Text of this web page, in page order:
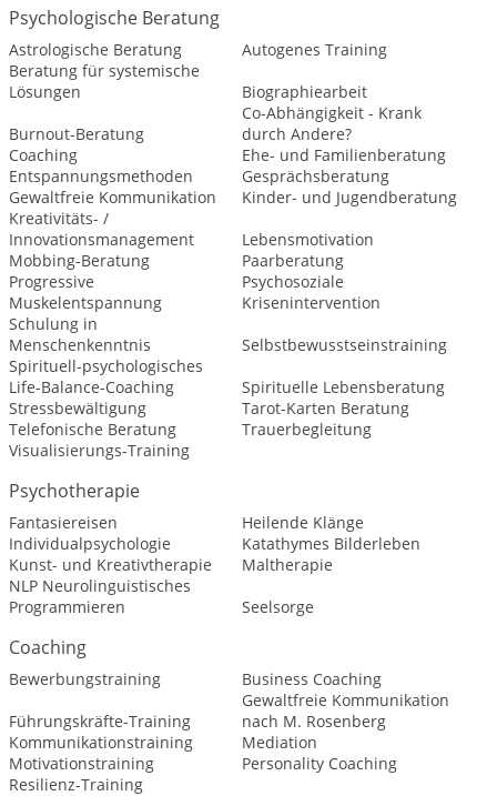
Psychologische Beratung
Astrologische Beratung
Autogenes Training
Beratung für systemische
Lösungen
Biographiearbeit
Burnout-Beratung
Co-Abhängigkeit - Krank
durch Andere?
Coaching
Ehe- und Familienberatung
Entspannungsmethoden
Gesprächsberatung
Gewaltfreie Kommunikation
Kinder- und Jugendberatung
Kreativitäts- /
Innovationsmanagement
Lebensmotivation
Mobbing-Beratung
Paarberatung
Progressive
Muskelentspannung
Psychosoziale
Krisenintervention
Schulung in
Menschenkenntnis
Selbstbewusstseinstraining
Spirituell-psychologisches
Life-Balance-Coaching
Spirituelle Lebensberatung
Stressbewältigung
Tarot-Karten Beratung
Telefonische Beratung
Trauerbegleitung
Visualisierungs-Training
Psychotherapie
Fantasiereisen
Heilende Klänge
Individualpsychologie
Katathymes Bilderleben
Kunst- und Kreativtherapie
Maltherapie
NLP Neurolinguistisches
Programmieren
Seelsorge
Coaching
Bewerbungstraining
Business Coaching
Führungskräfte-Training
Gewaltfreie Kommunikation
nach M. Rosenberg
Kommunikationstraining
Mediation
Motivationstraining
Personality Coaching
Resilienz-Training